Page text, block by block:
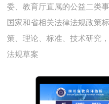
委、教育厅直属的公益二类
国家和省相关法律法规政策
策、理论、标准、技术研究
法规草案